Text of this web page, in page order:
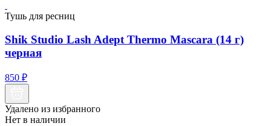
Тушь для ресниц
Shik Studio Lash Adept Thermo Mascara (14 г)
черная
850 ₽
Удалено из избранного
Нет в наличии